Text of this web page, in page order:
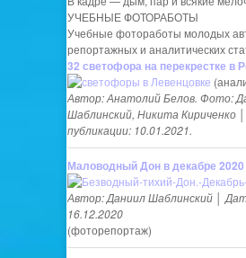
УЧЕБНЫЕ ФОТОРАБОТЫ
Учебные фотоработы молодых
репортажных и аналитических
32 светофора на перекрестке в
Автор: Анатолий Белов. Фото:
Шаблинский, Никита Кириченко
публикации: 10.01.2021.
Маловодный Дон в декабре 2020
Автор: Даниил Шаблинский │
16.12.2020
(фоторепортаж)